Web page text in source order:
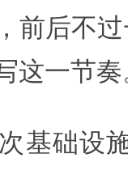
前后不
这一节奏
基础设